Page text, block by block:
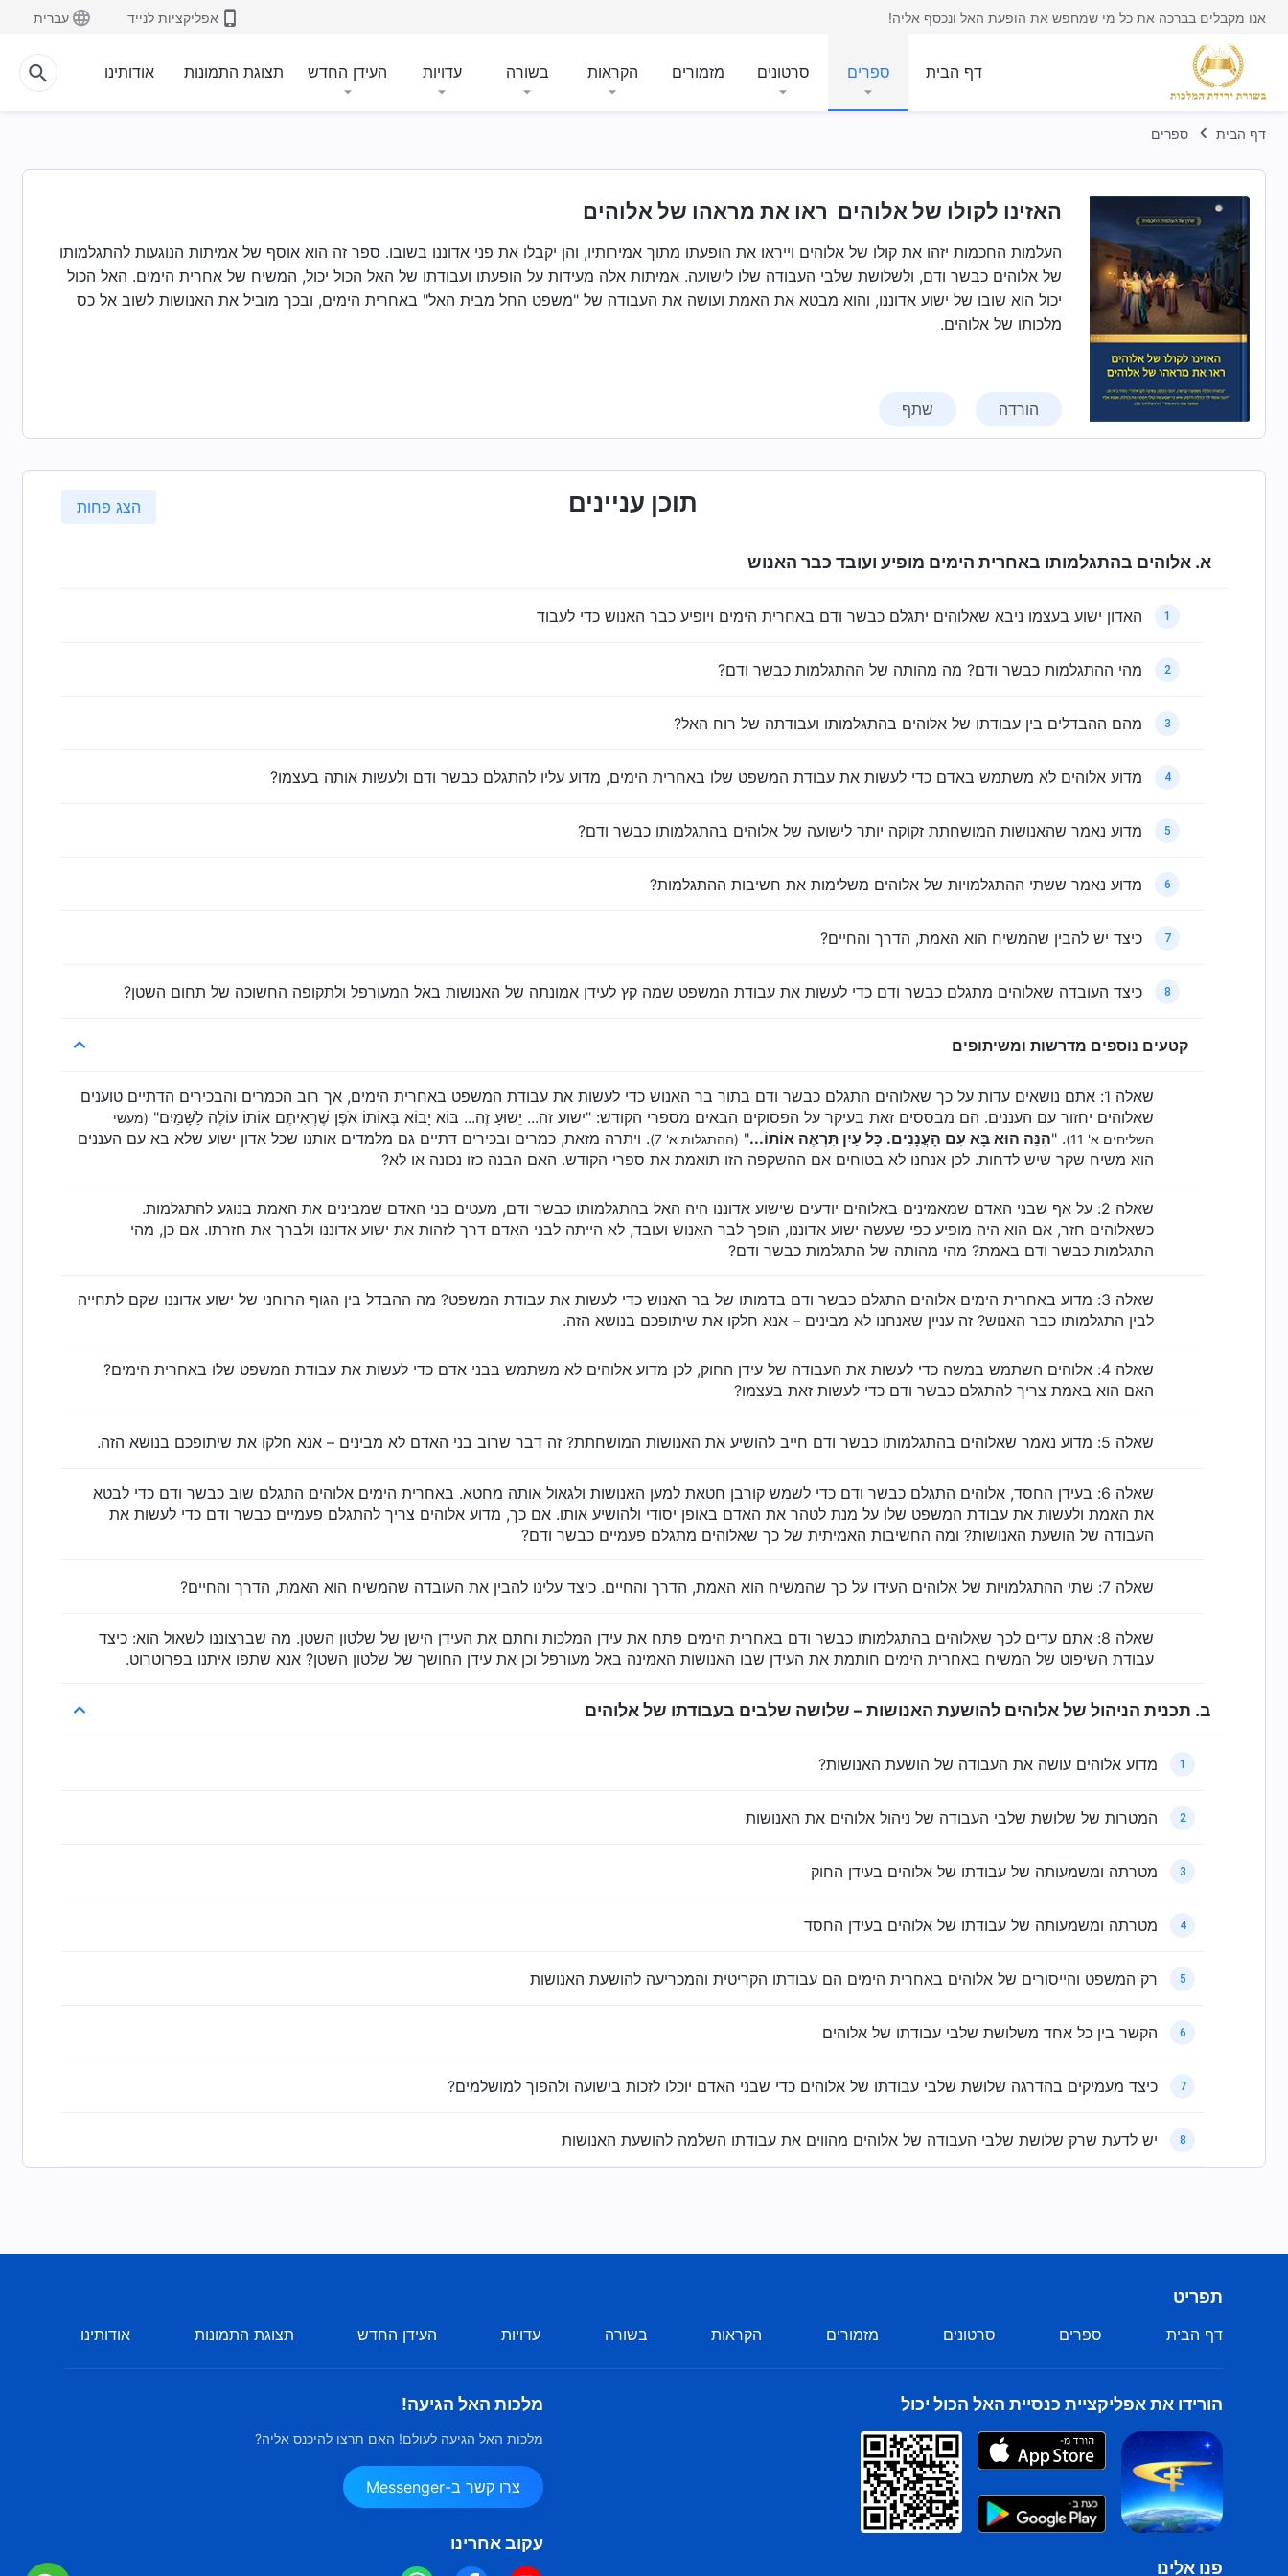
אנו מקבלים בברכה את כל מי שמחפש את הופעת האל ונכסף אליה! אפליקציות לנייד עברית
דף הבית ספרים סרטונים מזמורים הקראות בשורה עדויות העידן החדש תצוגת התמונות אודותינו
דף הבית ספרים
האזינו לקולו של אלוהים ראו את מראהו של אלוהים
העלמות החכמות יזהו את קולו של אלוהים וייראו את הופעתו מתוך אמירותיו, והן יקבלו את פני אדוננו בשובו. ספר זה הוא אוסף של אמיתות הנוגעות להתגלמותו
של אלוהים כבשר ודם, ולשלושת שלבי העבודה שלו לישועה. אמיתות אלה מעידות על הופעתו ועבודתו של האל הכול יכול, המשיח של אחרית הימים. האל הכול
יכול הוא שובו של ישוע אדוננו, והוא מבטא את האמת ועושה את העבודה של "משפט החל מבית האל" באחרית הימים, ובכך מוביל את האנושות לשוב אל כס
מלכותו של אלוהים.
הורדה שתף
תוכן עניינים הצג פחות
א. אלוהים בהתגלמותו באחרית הימים מופיע ועובד כבר האנוש
1 האדון ישוע בעצמו ניבא שאלוהים יתגלם כבשר ודם באחרית הימים ויופיע כבר האנוש כדי לעבוד
2 מהי ההתגלמות כבשר ודם? מה מהותה של ההתגלמות כבשר ודם?
3 מהם ההבדלים בין עבודתו של אלוהים בהתגלמותו ועבודתה של רוח האל?
4 מדוע אלוהים לא משתמש באדם כדי לעשות את עבודת המשפט שלו באחרית הימים, מדוע עליו להתגלם כבשר ודם ולעשות אותה בעצמו?
5 מדוע נאמר שהאנושות המושחתת זקוקה יותר לישועה של אלוהים בהתגלמותו כבשר ודם?
6 מדוע נאמר ששתי ההתגלמויות של אלוהים משלימות את חשיבות ההתגלמות?
7 כיצד יש להבין שהמשיח הוא האמת, הדרך והחיים?
8 כיצד העובדה שאלוהים מתגלם כבשר ודם כדי לעשות את עבודת המשפט שמה קץ לעידן אמונתה של האנושות באל המעורפל ולתקופה החשוכה של תחום השטן?
קטעים נוספים מדרשות ומשיתופים
שאלה 1: אתם נושאים עדות על כך שאלוהים התגלם כבשר ודם בתור בר האנוש כדי לעשות את עבודת המשפט באחרית הימים, אך רוב הכמרים והבכירים הדתיים טוענים
שאלוהים יחזור עם העננים. הם מבססים זאת בעיקר על הפסוקים הבאים מספרי הקודש: "ישוע זה... יֵשׁוּעַ זֶה... בּוֹא יָבוֹא בְּאוֹתוֹ אֺפֶן שֶׁרְאִיתֶם אוֹתוֹ עוֹלֶה לַשָּׁמַיִם" (מעשי
השליחים א' 11)
. "הִנֵּה הוּא בָּא עִם הָעֲנָנִים. כָּל עַיִן תִּרְאֶה אוֹתוֹ..." (ההתגלות א' 7)
. ויתרה מזאת, כמרים ובכירים דתיים גם מלמדים אותנו שכל אדון ישוע שלא בא עם העננים
הוא משיח שקר שיש לדחות. לכן אנחנו לא בטוחים אם ההשקפה הזו תואמת את ספרי הקודש. האם הבנה כזו נכונה או לא?
שאלה 2: על אף שבני האדם שמאמינים באלוהים יודעים שישוע אדוננו היה האל בהתגלמותו כבשר ודם, מעטים בני האדם שמבינים את האמת בנוגע להתגלמות.
כשאלוהים חזר, אם הוא היה מופיע כפי שעשה ישוע אדוננו, הופך לבר האנוש ועובד, לא הייתה לבני האדם דרך לזהות את ישוע אדוננו ולברך את חזרתו. אם כן, מהי
התגלמות כבשר ודם באמת? מהי מהותה של התגלמות כבשר ודם?
שאלה 3: מדוע באחרית הימים אלוהים התגלם כבשר ודם בדמותו של בר האנוש כדי לעשות את עבודת המשפט? מה ההבדל בין הגוף הרוחני של ישוע אדוננו שקם לתחייה
לבין התגלמותו כבר האנוש? זה עניין שאנחנו לא מבינים – אנא חלקו את שיתופכם בנושא הזה.
שאלה 4: אלוהים השתמש במשה כדי לעשות את העבודה של עידן החוק, לכן מדוע אלוהים לא משתמש בבני אדם כדי לעשות את עבודת המשפט שלו באחרית הימים?
האם הוא באמת צריך להתגלם כבשר ודם כדי לעשות זאת בעצמו?
שאלה 5: מדוע נאמר שאלוהים בהתגלמותו כבשר ודם חייב להושיע את האנושות המושחתת? זה דבר שרוב בני האדם לא מבינים – אנא חלקו את שיתופכם בנושא הזה.
שאלה 6: בעידן החסד, אלוהים התגלם כבשר ודם כדי לשמש קורבן חטאת למען האנושות ולגאול אותה מחטא. באחרית הימים אלוהים התגלם שוב כבשר ודם כדי לבטא
את האמת ולעשות את עבודת המשפט שלו על מנת לטהר את האדם באופן יסודי ולהושיע אותו. אם כך, מדוע אלוהים צריך להתגלם פעמיים כבשר ודם כדי לעשות את
העבודה של הושעת האנושות? ומה החשיבות האמיתית של כך שאלוהים מתגלם פעמיים כבשר ודם?
שאלה 7: שתי ההתגלמויות של אלוהים העידו על כך שהמשיח הוא האמת, הדרך והחיים. כיצד עלינו להבין את העובדה שהמשיח הוא האמת, הדרך והחיים?
שאלה 8: אתם עדים לכך שאלוהים בהתגלמותו כבשר ודם באחרית הימים פתח את עידן המלכות וחתם את העידן הישן של שלטון השטן. מה שברצוננו לשאול הוא: כיצד
עבודת השיפוט של המשיח באחרית הימים חותמת את העידן שבו האנושות האמינה באל מעורפל וכן את עידן החושך של שלטון השטן? אנא שתפו איתנו בפרוטרוט.
ב. תכנית הניהול של אלוהים להושעת האנושות – שלושה שלבים בעבודתו של אלוהים
1 מדוע אלוהים עושה את העבודה של הושעת האנושות?
2 המטרות של שלושת שלבי העבודה של ניהול אלוהים את האנושות
3 מטרתה ומשמעותה של עבודתו של אלוהים בעידן החוק
4 מטרתה ומשמעותה של עבודתו של אלוהים בעידן החסד
5 רק המשפט והייסורים של אלוהים באחרית הימים הם עבודתו הקריטית והמכריעה להושעת האנושות
6 הקשר בין כל אחד משלושת שלבי עבודתו של אלוהים
7 כיצד מעמיקים בהדרגה שלושת שלבי עבודתו של אלוהים כדי שבני האדם יוכלו לזכות בישועה ולהפוך למושלמים?
8 יש לדעת שרק שלושת שלבי העבודה של אלוהים מהווים את עבודתו השלמה להושעת האנושות
תפריט
דף הבית ספרים סרטונים מזמורים הקראות בשורה עדויות העידן החדש תצוגת התמונות אודותינו
הורידו את אפליקציית כנסיית האל הכול יכול
פנו אלינו
מלכות האל הגיעה!
מלכות האל הגיעה לעולם! האם תרצו להיכנס אליה?
צרו קשר ב-Messenger
עקוב אחרינו